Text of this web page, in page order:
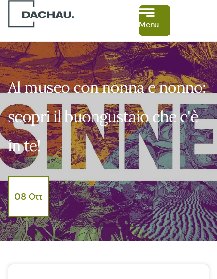
Menu
Al museo con nonna e nonno:
scopri il buongustaio che c'è
in te!
08 Ott